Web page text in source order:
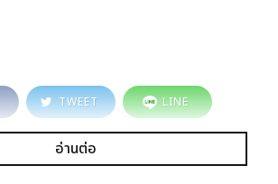
TWEET LINE
อ่านต่อ